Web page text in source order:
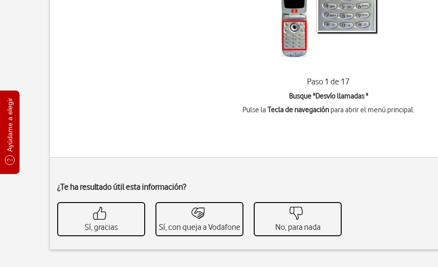
Ayúdame a elegir
Paso 1 de 17
Busque "Desvío llamadas "
Pulse laTecla de navegaciónpara abrir el menú principal.
¿Te ha resultado útil esta información?
Sí, gracias Sí, con queja a Vodafone No, para nada